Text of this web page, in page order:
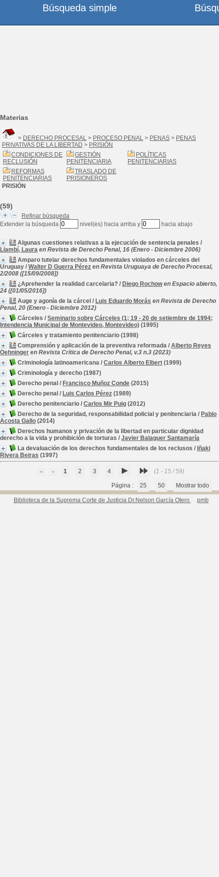
Materias
> DERECHO PROCESAL > PROCESO PENAL > PENAS > PENAS
PRIVATIVAS DE LA LIBERTAD > PRISIÓN
CONDICIONES DE
RECLUSIÓN
GESTIÓN
PENITENCIARIA
POLÍTICAS
PENITENCIARIAS
REFORMAS
PENITENCIARIAS
TRASLADO DE
PRISIONEROS
PRISIÓN
(59)
Refinar búsqueda
Extender la búsqueda
nivel(es) hacia arriba y hacia abajo
Algunas cuestiones relativas a la ejecución de sentencia penales /
Llambí, Laura en Revista de Derecho Penal, 16 (Enero - Diciembre 2006)
Amparo tutelar derechos fundamentales violados en cárceles del
Uruguay / Walter D Guerra Pérez en Revista Uruguaya de Derecho Procesal,
2/2008 ([15/09/2008])
¿Aprehender la realidad carcelaria? / Diego Rochow en Espacio abierto,
24 ([01/05/2016])
Auge y agonía de la cárcel / Luis Eduardo Morás en Revista de Derecho
Penal, 20 (Enero - Diciembre 2012)
Cárceles / Seminario sobre Cárceles (1; 19 - 20 de setiembre de 1994;
Intendencia Municipal de Montevideo, Montevideo) (1995)
Cárceles y tratamiento penitenciario (1998)
Comprensión y aplicación de la preventiva reformada / Alberto Reyes
Oehninger en Revista Crítica de Derecho Penal, v.3 n.3 (2023)
Criminología latinoamericana / Carlos Alberto Elbert (1999)
Criminología y derecho (1987)
Derecho penal / Francisco Muñoz Conde (2015)
Derecho penal / Luis Carlos Pérez (1989)
Derecho penitenciario / Carlos Mir Puig (2012)
Derecho de la seguridad, responsabilidad policial y penitenciaria / Pablo
Acosta Gallo (2014)
Derechos humanos y privación de la libertad en particular dignidad
derecho a la vida y prohibición de torturas / Javier Balaguer Santamaría
La devaluación de los derechos fundamentales de los reclusos / Iñaki
Rivera Beiras (1997)
1 2 3 4 (1 - 15 / 59)
Página : 25 50 Mostrar todo
Biblioteca de la Suprema Corte de Justicia Dr.Nelson García Otero pmb
Búsqueda simple